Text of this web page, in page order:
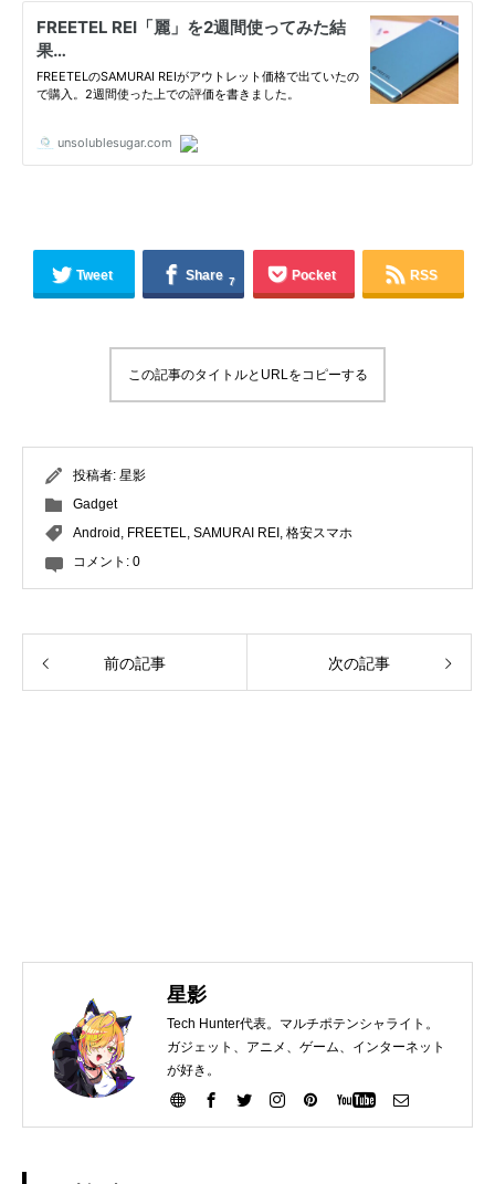
Tweet Share 7 Pocket RSS
この記事のタイトルとURLをコピーする
投稿者: 星影
Gadget
Android , FREETEL, SAMURAI REI , 格安スマホ
コメント: 0
前の記事 次の記事
星影
Tech Hunter代表。マルチポテンシャライト。
ガジェット、アニメ、ゲーム、インターネット
が好き。